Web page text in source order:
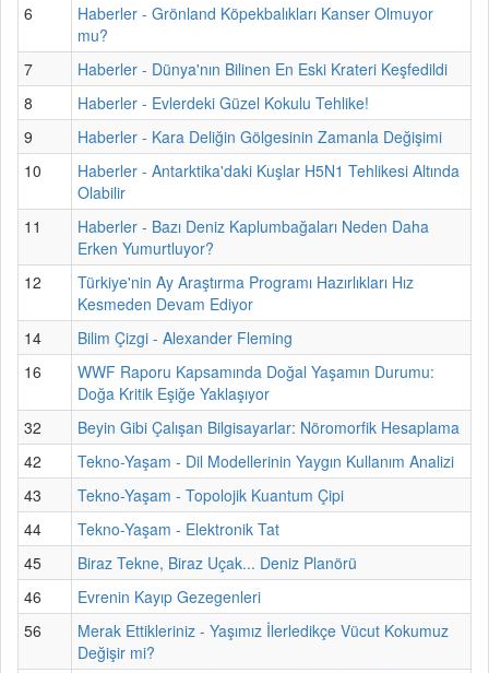
6
Haberler - Grönland Köpekbalıkları Kanser Olmuyor
mu?
7
Haberler - Dünya'nın Bilinen En Eski Krateri Keşfedildi
8
Haberler - Evlerdeki Güzel Kokulu Tehlike!
9
Haberler - Kara Deliğin Gölgesinin Zamanla Değişimi
10
Haberler - Antarktika'daki Kuşlar H5N1 Tehlikesi Altında
Olabilir
11
Haberler - Bazı Deniz Kaplumbağaları Neden Daha
Erken Yumurtluyor?
12
Türkiye'nin Ay Araştırma Programı Hazırlıkları Hız
Kesmeden Devam Ediyor
14
Bilim Çizgi - Alexander Fleming
16
WWF Raporu Kapsamında Doğal Yaşamın Durumu:
Doğa Kritik Eşiğe Yaklaşıyor
32
Beyin Gibi Çalışan Bilgisayarlar: Nöromorfik Hesaplama
42
Tekno-Yaşam - Dil Modellerinin Yaygın Kullanım Analizi
43
Tekno-Yaşam - Topolojik Kuantum Çipi
44
Tekno-Yaşam - Elektronik Tat
45
Biraz Tekne, Biraz Uçak... Deniz Planörü
46
Evrenin Kayıp Gezegenleri
56
Merak Ettikleriniz - Yaşımız İlerledikçe Vücut Kokumuz
Değişir mi?